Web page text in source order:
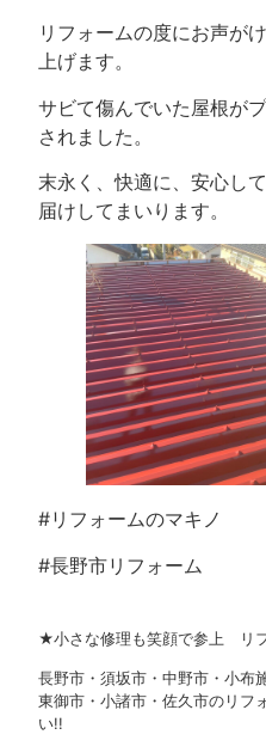
リフォームの度にお声が
上げます。
サビて傷んでいた屋根が
されました。
末永く、快適に、安心し
届けしてまいります。
#リフォームのマキノ
#長野市リフォーム
★小さな修理も笑顔で参上 リ
長野市・須坂市・中野市・小布
東御市・小諸市・佐久市のリフ
い!!